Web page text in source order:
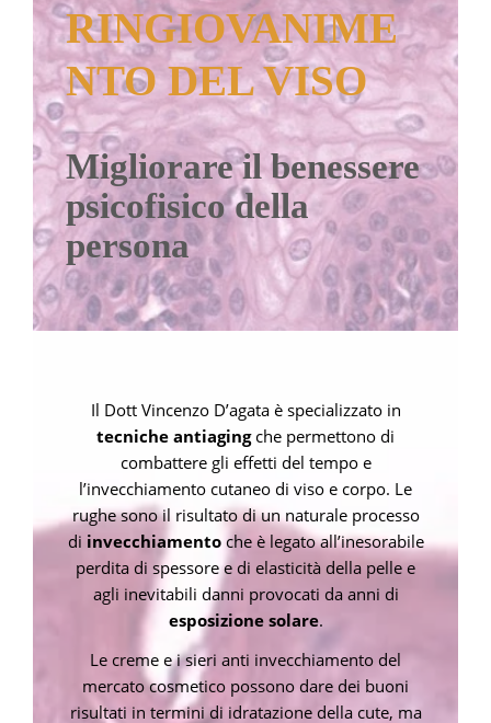
RINGIOVANIME
NTO DEL VISO
Migliorare il benessere
psicofisico della
persona
Il Dott Vincenzo D’agata è specializzato in
tecniche antiagingche permettono di
combattere gli effetti del tempo e
l’invecchiamento cutaneo di viso e corpo. Le
rughe sono il risultato di un naturale processo
di invecchiamentoche è legato all’inesorabile
perdita di spessore e di elasticità della pelle e
agli inevitabili danni provocati da anni di
esposizione solare.
Le creme e i sieri anti invecchiamento del
mercato cosmetico possono dare dei buoni
risultati in termini di idratazione della cute, ma